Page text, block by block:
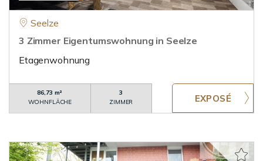
Seelze
3 Zimmer Eigentumswohnung in Seelze
Etagenwohnung
86,73 m²
WOHNFLÄCHE
3
ZIMMER